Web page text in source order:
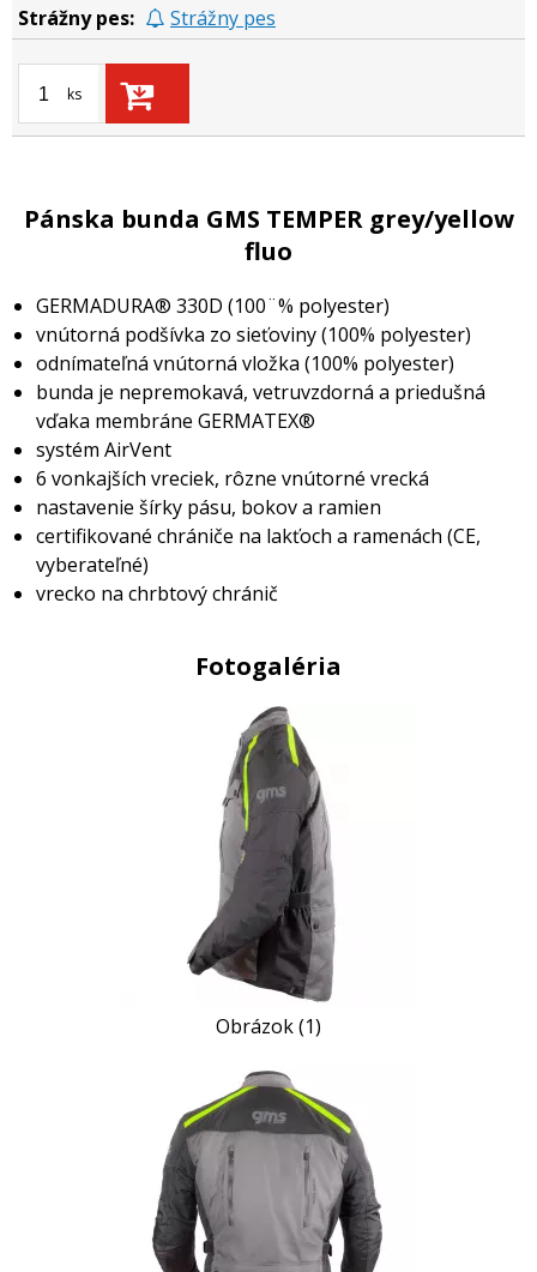
Strážny pes
ks
Pánska bunda GMS TEMPER grey/yellow
fluo
GERMADURA® 330D (100¨% polyester)
vnútorná podšívka zo sieťoviny (100% polyester)
odnímateľná vnútorná vložka (100% polyester)
bunda je nepremokavá, vetruvzdorná a priedušná
vďaka membráne GERMATEX®
systém AirVent
6 vonkajších vreciek, rôzne vnútorné vrecká
nastavenie šírky pásu, bokov a ramien
certifikované chrániče na lakťoch a ramenách (CE,
vyberateľné)
vrecko na chrbtový chránič
Fotogaléria
Obrázok (1)